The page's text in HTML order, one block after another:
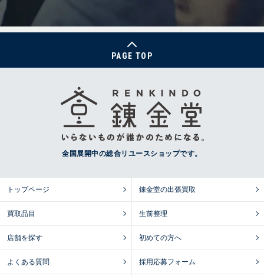
PAGE TOP
全国展開中の総合リユースショップです。
トップページ 錬金堂の出張買取
買取品目 生前整理
店舗を探す 初めての方へ
よくある質問 採用応募フォーム